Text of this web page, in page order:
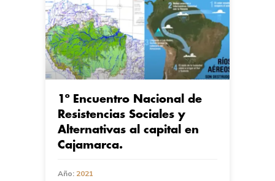
1º Encuentro Nacional de
Resistencias Sociales y
Alternativas al capital en
Cajamarca.
Año: 2021